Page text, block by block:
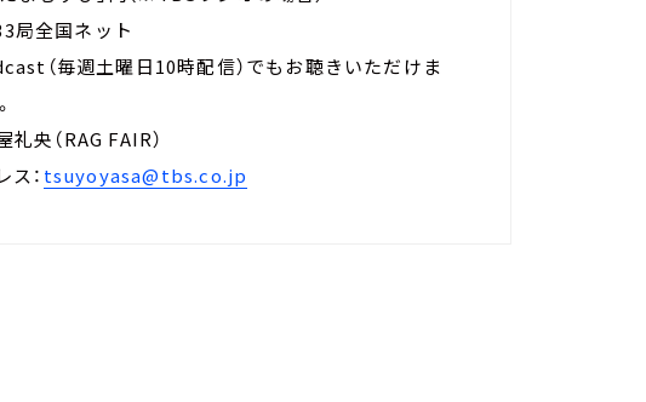
全国ネット
週土曜日10時配信）でもお聴きいただけま
。
土屋礼央（RAG FAIR）
： tsuyoyasa@tbs.co.jp